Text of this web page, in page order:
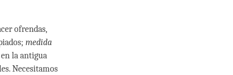
ofrendas,
medida
la antigua
Necesitamos